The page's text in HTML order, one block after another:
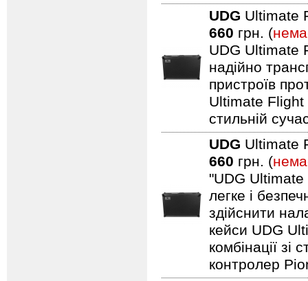
UDG Ultimate
660 грн. (
UDG Ultimate
надійно
пристроїв
Ultimate Flight
стильній
UDG Ultimate
660 грн. (
"UDG
легке і
здійснити
кейси UDG
комбінації
контролер